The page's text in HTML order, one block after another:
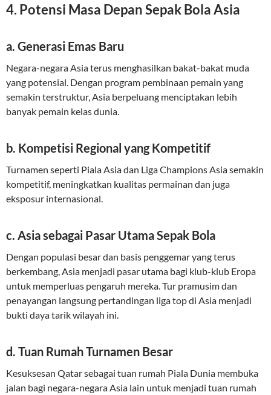
4. Potensi Masa Depan Sepak Bola Asia
a. Generasi Emas Baru
Negara-negara Asia terus menghasilkan bakat-bakat muda
yang potensial. Dengan program pembinaan pemain yang
semakin terstruktur, Asia berpeluang menciptakan lebih
banyak pemain kelas dunia.
b. Kompetisi Regional yang Kompetitif
Turnamen seperti Piala Asia dan Liga Champions Asia semakin
kompetitif, meningkatkan kualitas permainan dan juga
eksposur internasional.
c. Asia sebagai Pasar Utama Sepak Bola
Dengan populasi besar dan basis penggemar yang terus
berkembang, Asia menjadi pasar utama bagi klub-klub Eropa
untuk memperluas pengaruh mereka. Tur pramusim dan
penayangan langsung pertandingan liga top di Asia menjadi
bukti daya tarik wilayah ini.
d. Tuan Rumah Turnamen Besar
Kesuksesan Qatar sebagai tuan rumah Piala Dunia membuka
jalan bagi negara-negara Asia lain untuk menjadi tuan rumah